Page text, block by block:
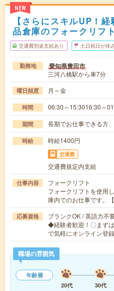
NEW
【さらにスキルUP！
品倉庫のフォークリフ
交通費別途支給あり 土日祝日が休み
勤務地 愛知県豊田市
三河八橋駅から車7分
曜日頻度 月～金
時間 06:30～15:3016:30～
期間 長期でお仕事できる方
時給 時給1400円
交通費
交通費規定内支給
仕事内容
フォークリフト
フォークリフトを使用
庫内でのお仕事です。
応募資格
ブランクOK / 英語力不
◆経験者歓迎！〇まず
で気軽にオンライン登
職場の雰囲気
年齢層
20代
30代